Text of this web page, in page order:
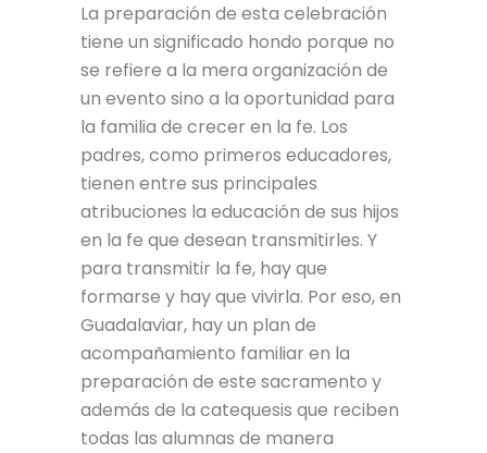
La preparación de esta celebración
tiene un significado hondo porque no
se refiere a la mera organización de
un evento sino a la oportunidad para
la familia de crecer en la fe. Los
padres, como primeros educadores,
tienen entre sus principales
atribuciones la educación de sus hijos
en la fe que desean transmitirles. Y
para transmitir la fe, hay que
formarse y hay que vivirla. Por eso, en
Guadalaviar, hay un plan de
acompañamiento familiar en la
preparación de este sacramento y
además de la catequesis que reciben
todas las alumnas de manera